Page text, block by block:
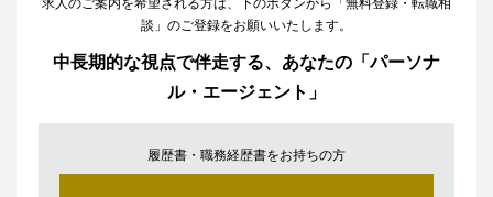
求人のご案内を希望される方は、下のボタンから「無料登録・転職相
談」のご登録をお願いいたします。
中長期的な視点で伴走する、あなたの「パーソナ
ル・エージェント」
履歴書・職務経歴書をお持ちの方